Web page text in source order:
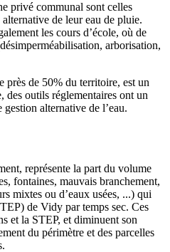
privé communal sont celles
de leur eau de pluie.
les cours d’école, où de
arborisation,
près de 50% du territoire, est un
outils réglementaires ont un
alternative de l’eau.
représente la part du volume
fontaines, mauvais branchement,
mixtes ou d’eaux usées, ...) qui
de Vidy par temps sec. Ces
et la STEP, et diminuent son
du périmètre et des parcelles